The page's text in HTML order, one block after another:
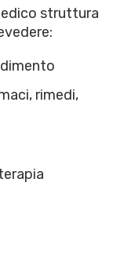
struttura
rimedi,